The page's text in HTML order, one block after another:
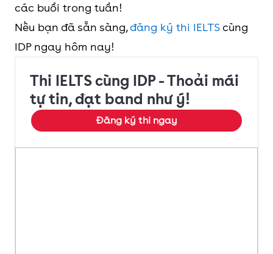
các buổi trong tuần!
Nếu bạn đã sẵn sàng,đăng ký thi IELTS cùng
IDP ngay hôm nay!
Thi IELTS cùng IDP - Thoải mái
tự tin, đạt band như ý!
Đăng ký thi ngay